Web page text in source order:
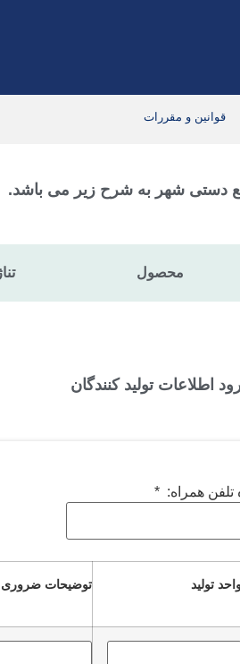
قوانین و مقررات
دستی شهر به شرح زیر می باشد.
محصول
اطلاعات تولید کنندگان
تلفن همراه: *
تولید توضیحات ضروری